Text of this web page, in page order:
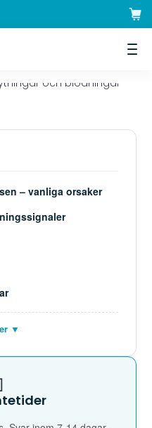
– vanliga orsaker
▼